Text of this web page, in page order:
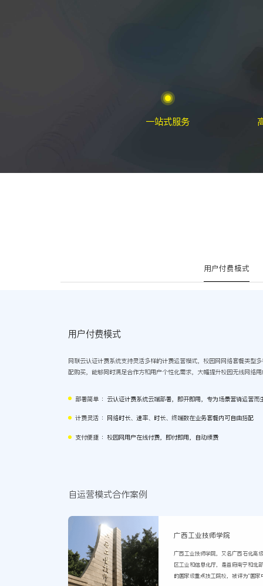
一站式服务
用户付费模式
用户付费模式
网联云认证计费系统支持灵活多样的计费运营模式，校园网网络套餐类型
配购买，能够同时满足合作方和用户个性化需求，大幅提升校园无线网络
部署简单 ：云认证计费系统云端部署，即开即用，专为场景营销运营而
计费灵活 ：网络时长、速率、时长、终端数在业务套餐内可自由搭配
支付便捷 ：校园网用户在线付费，即付即用，自动续费
自运营模式合作案例
广西工业技师学院
广西工业技师学院，又名广西石化高
区工业和信息化厅，是首府南宁和北
的国家级重点技工院校，被评为“国